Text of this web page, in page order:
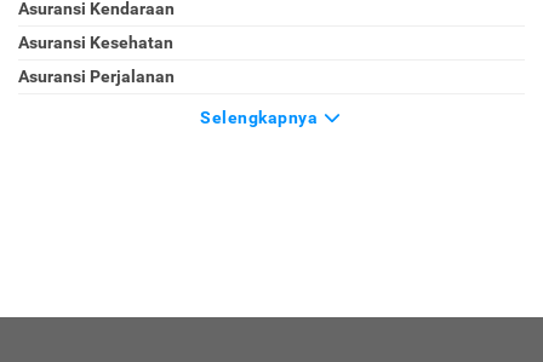
Asuransi Kendaraan
Asuransi Kesehatan
Asuransi Perjalanan
Selengkapnya